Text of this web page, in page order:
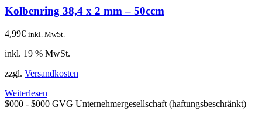
Kolbenring 38,4 x 2 mm – 50ccm
4,99€ inkl. MwSt.
inkl. 19 % MwSt.
zzgl. Versandkosten
Weiterlesen
$000 - $000 GVG Unternehmergesellschaft (haftungsbeschränkt)